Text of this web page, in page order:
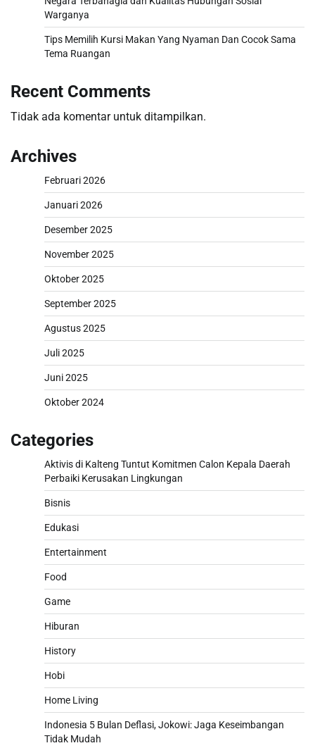
Warganya
Tips Memilih Kursi Makan Yang Nyaman Dan Cocok Sama
Tema Ruangan
Recent Comments
Tidak ada komentar untuk ditampilkan.
Archives
Februari 2026
Januari 2026
Desember 2025
November 2025
Oktober 2025
September 2025
Agustus 2025
Juli 2025
Juni 2025
Oktober 2024
Categories
Aktivis di Kalteng Tuntut Komitmen Calon Kepala Daerah
Perbaiki Kerusakan Lingkungan
Bisnis
Edukasi
Entertainment
Food
Game
Hiburan
History
Hobi
Home Living
Indonesia 5 Bulan Deflasi, Jokowi: Jaga Keseimbangan
Tidak Mudah